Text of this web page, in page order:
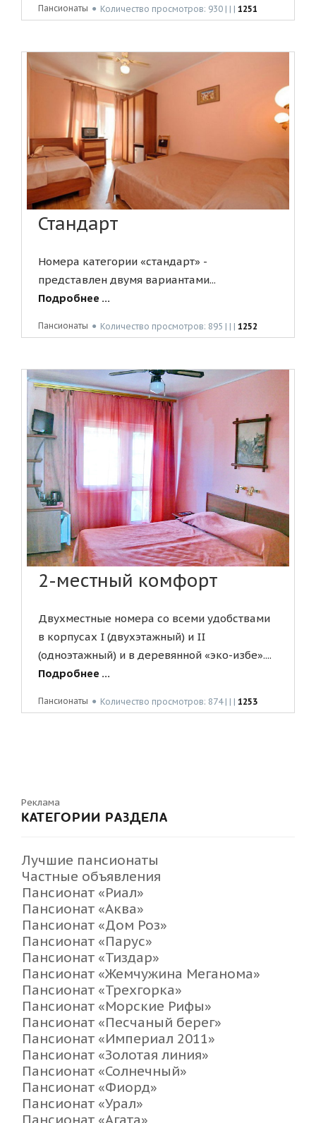
Пансионаты ● Количество просмотров: 930 | | | 1251
Стандарт
Номера категории «стандарт» -
представлен двумя вариантами...
Подробнее ...
Пансионаты ● Количество просмотров: 895 | | | 1252
2-местный комфорт
Двухместные номера со всеми удобствами
в корпусах I (двухэтажный) и II
(одноэтажный) и в деревянной «эко-избе»....
Подробнее ...
Пансионаты ● Количество просмотров: 874 | | | 1253
Реклама
КАТЕГОРИИ РАЗДЕЛА
Лучшие пансионаты
Частные объявления
Пансионат «Риал»
Пансионат «Аква»
Пансионат «Дом Роз»
Пансионат «Парус»
Пансионат «Тиздар»
Пансионат «Жемчужина Меганома»
Пансионат «Трехгорка»
Пансионат «Морские Рифы»
Пансионат «Песчаный берег»
Пансионат «Империал 2011»
Пансионат «Золотая линия»
Пансионат «Солнечный»
Пансионат «Фиорд»
Пансионат «Урал»
Пансионат «Агата»